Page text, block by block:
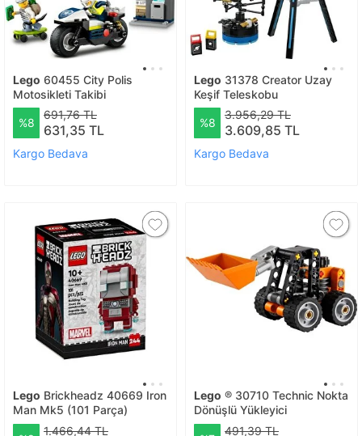
Lego 60455 City Polis
Motosikleti Takibi
%8
691,76 TL
631,35 TL
Kargo Bedava
Lego 31378 Creator Uzay
Keşif Teleskobu
%8
3.956,29 TL
3.609,85 TL
Kargo Bedava
Lego Brickheadz 40669 Iron
Man Mk5 (101 Parça)
1.466,44 TL
Lego ® 30710 Technic Nokta
Dönüşlü Yükleyici
491,39 TL